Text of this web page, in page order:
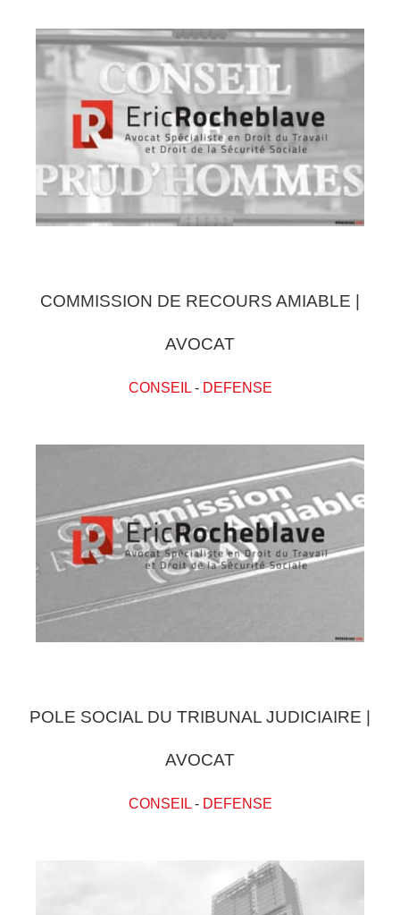
COMMISSION DE RECOURS AMIABLE |
AVOCAT
CONSEIL- DEFENSE
POLE SOCIAL DU TRIBUNAL JUDICIAIRE |
AVOCAT
CONSEIL- DEFENSE